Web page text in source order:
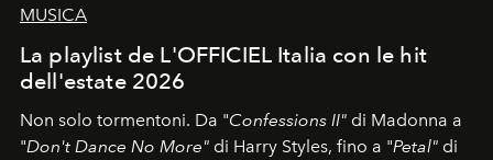
MUSICA
La playlist de L'OFFICIEL Italia con le hit
dell'estate 2026
Non solo tormentoni. Da "Confessions II" di Madonna a
"Don't Dance No More" di Harry Styles, fino a "Petal" di